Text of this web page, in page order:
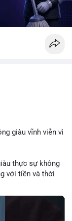
giàu vĩnh viễn vì
thực sự không
với tiền và thời
trưởng danh mục.
tái đầu tư vào
Cân bằng